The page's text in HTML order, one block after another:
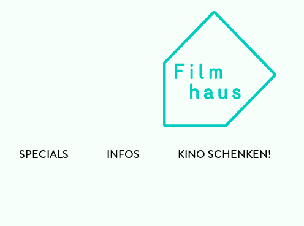
SPECIALS INFOS KINO SCHENKEN!